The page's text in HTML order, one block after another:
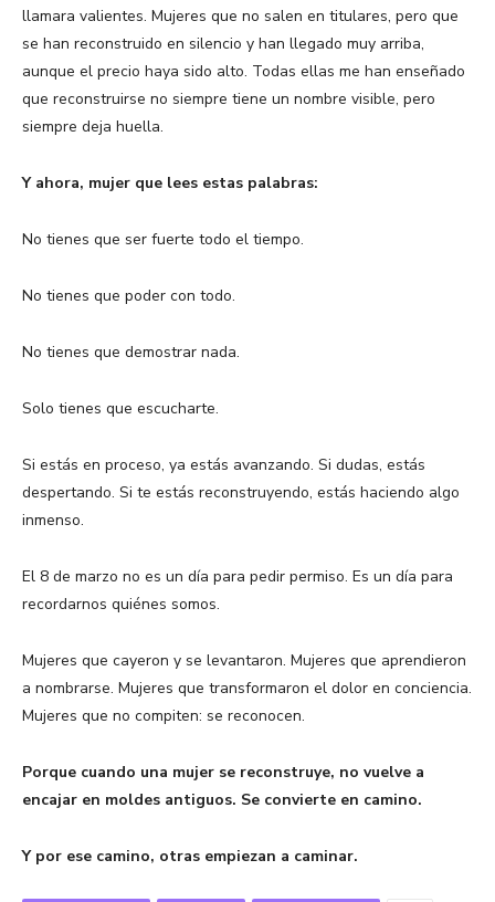
llamara valientes. Mujeres que no salen en titulares, pero que
se han reconstruido en silencio y han llegado muy arriba,
aunque el precio haya sido alto. Todas ellas me han enseñado
que reconstruirse no siempre tiene un nombre visible, pero
siempre deja huella.
Y ahora, mujer que lees estas palabras:
No tienes que ser fuerte todo el tiempo.
No tienes que poder con todo.
No tienes que demostrar nada.
Solo tienes que escucharte.
Si estás en proceso, ya estás avanzando. Si dudas, estás
despertando. Si te estás reconstruyendo, estás haciendo algo
inmenso.
El 8 de marzo no es un día para pedir permiso. Es un día para
recordarnos quiénes somos.
Mujeres que cayeron y se levantaron. Mujeres que aprendieron
a nombrarse. Mujeres que transformaron el dolor en conciencia.
Mujeres que no compiten: se reconocen.
Porque cuando una mujer se reconstruye, no vuelve a
encajar en moldes antiguos. Se convierte en camino.
Y por ese camino, otras empiezan a caminar.